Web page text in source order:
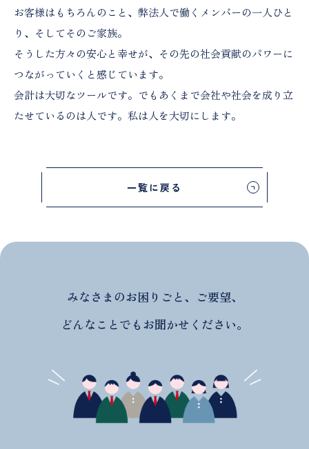
お客様はもちろんのこと、弊法人で働くメンバーの一人ひと
り、そしてそのご家族。
そうした方々の安心と幸せが、その先の社会貢献のパワーに
つながっていくと感じています。
会計は大切なツールです。でもあくまで会社や社会を成り立
たせているのは人です。私は人を大切にします。
一覧に戻る
みなさまのお困りごと、ご要望、
どんなことでもお聞かせください。